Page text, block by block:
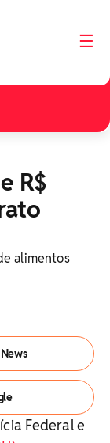
☰
R$
alimentos
Federal e